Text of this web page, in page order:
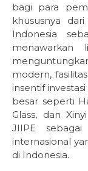
bagi para
khususnya
Indonesia
menawarkan
modern,
insentif
besar seperti
Glass, dan
JIIPE
internasional
di Indonesia.